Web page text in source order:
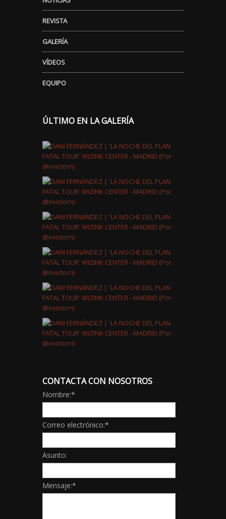
REVISTA
GALERÍA
VÍDEOS
EQUIPO
ÚLTIMO EN LA GALERÍA
CONTACTA CON NOSOTROS
Nombre:*
Correo electrónico:*
Asunto:
Mensaje:*